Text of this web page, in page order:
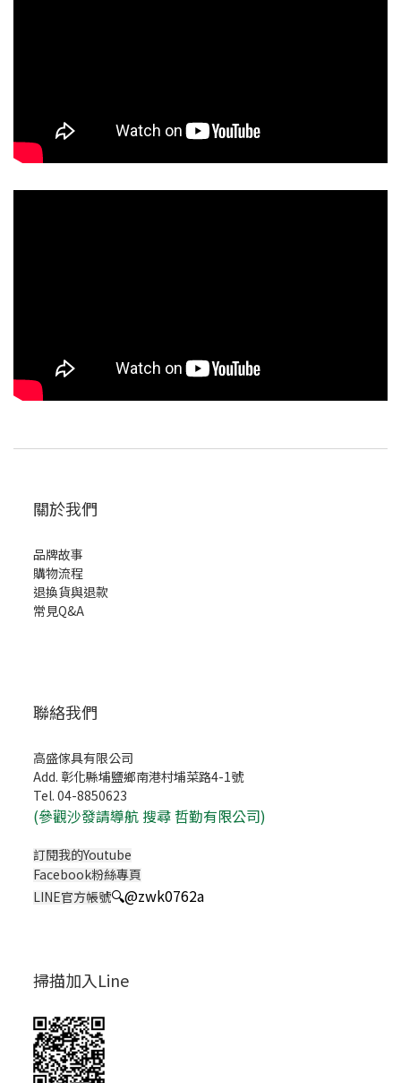
關於我們
品牌故事
購物流程
退換貨與退款
常見Q&A
聯絡我們
高盛傢具有限公司
Add. 彰化縣埔鹽鄉南港村埔菜路4-1號
Tel. 04-8850623
(參觀沙發請導航 搜尋 哲勤有限公司)
訂閱我的Youtube
Facebook粉絲專頁
LINE官方帳號🔍@zwk0762a
掃描加入Line